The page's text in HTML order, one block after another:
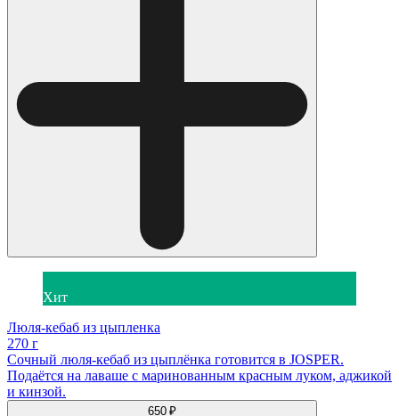
Хит
Люля-кебаб из цыпленка
270 г
Сочный люля-кебаб из цыплёнка готовится в JOSPER.
Подаётся на лаваше с маринованным красным луком, аджикой
и кинзой.
650 ₽